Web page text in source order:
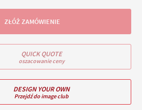
ZŁÓŻ ZAMÓWIENIE
QUICK QUOTE
oszacowanie ceny
DESIGN YOUR OWN
Przejdź do image club